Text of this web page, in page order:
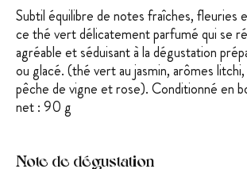
Subtil équilibre de notes fraîches, fleuries
ce thé vert délicatement parfumé qui se
agréable et séduisant à la dégustation p
ou glacé. (thé vert au jasmin, arômes
pêche de vigne et rose). Conditionné en
net : 90 g
Note de dégustation